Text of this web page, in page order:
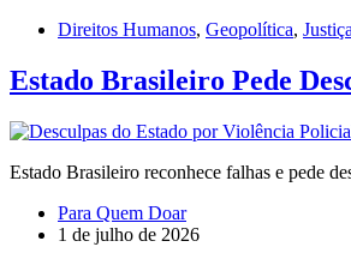
Direitos Humanos, Geopolítica,
Estado Brasileiro Pede
Estado Brasileiro reconhece falhas e pede
Para Quem Doar
1 de julho de 2026